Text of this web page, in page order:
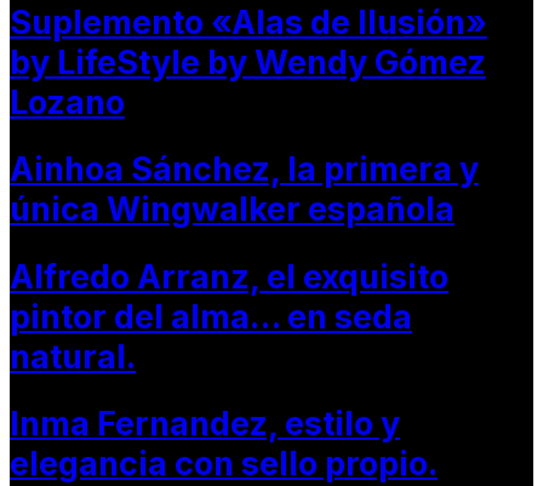
Suplemento «Alas de Ilusión»
by LifeStyle by Wendy Gómez
Lozano
Ainhoa Sánchez, la primera y
única Wingwalker española
Alfredo Arranz, el exquisito
pintor del alma… en seda
natural.
Inma Fernandez, estilo y
elegancia con sello propio.